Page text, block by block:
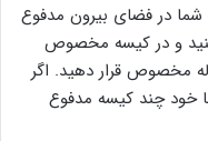
در فضای بیرون مدفوع
و در کیسه مخصوص
مخصوص قرار دهید. اگر
خود چند کیسه مدفوع